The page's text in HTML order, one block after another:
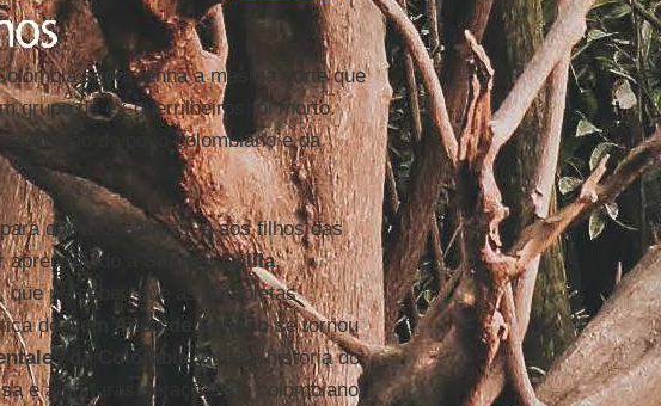
agora tenha a mesma sorte que
grupo de ex-guerrilheiros foi morto.
do povo colombiano e da
deixar as armas, e aos filhos das
a Santos.Dalila,
percebeu que as borboletas
deCem Anos de Solidãose tornou
da Colômbia, onde a história do
e as futuras gerações de colombianos